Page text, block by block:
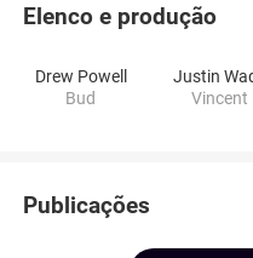
Elenco e produção
Drew Powell
Bud
Justin
Vincent
Publicações